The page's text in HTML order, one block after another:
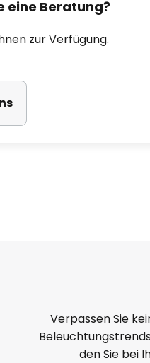
eine Beratung?
zur Verfügung.
Verpassen Sie
den Sie bei